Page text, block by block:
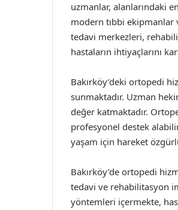
uzmanlar, alanlarındaki
modern tıbbi ekipmanlar
tedavi merkezleri,
hastaların ihtiyaçlarını
Bakırköy’deki ortopedi
sunmaktadır. Uzman
değer katmaktadır.
profesyonel destek
yaşam için hareket
Bakırköy’de ortopedi
tedavi ve rehabilitasyon
yöntemleri içermekte,